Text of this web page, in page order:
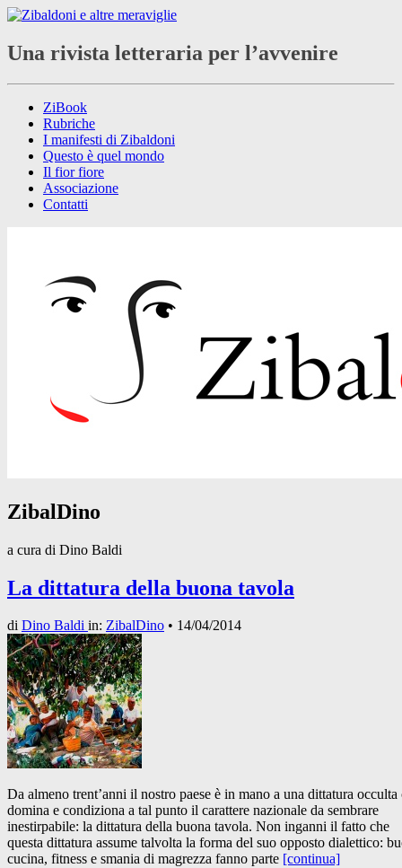
Una rivista letteraria per l’avvenire
ZiBook
Rubriche
I manifesti di Zibaldoni
Questo è quel mondo
Il fior fiore
Associazione
Contatti
ZibalDino
a cura di Dino Baldi
La dittatura della buona tavola
di Dino Baldi in: ZibalDino • 14/04/2014
Da almeno trent’anni il nostro paese è in mano a una dittatura occulta
domina e condiziona a tal punto il carattere nazionale da sembrare
inestirpabile: la dittatura della buona tavola. Non inganni il fatto che
questa dittatura assume talvolta la forma del suo opposto dialettico:
cucina, fitness e smania di magrezza fanno parte [continua]